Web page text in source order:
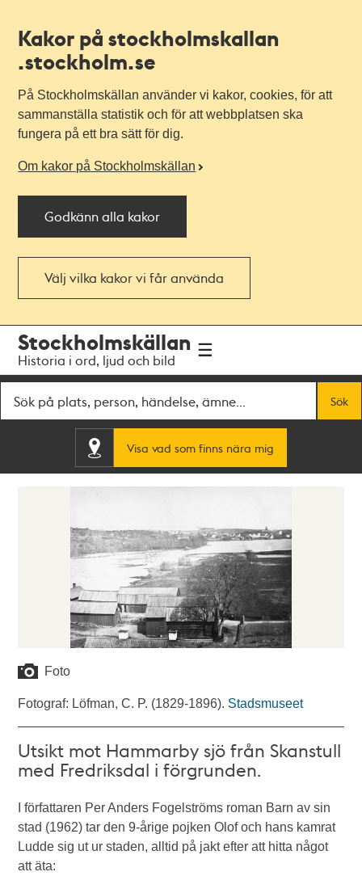
Kakor på stockholmskallan
.stockholm.se
På Stockholmskällan använder vi kakor, cookies, för att
sammanställa statistik och för att webbplatsen ska
fungera på ett bra sätt för dig.
Om kakor på Stockholmskällan
Godkänn alla kakor
Välj vilka kakor vi får använda
navigationen
huvudinnehållet
Stockholmskällan
Historia i ord, ljud och bild
Sök
Visa vad som finns nära mig
Foto
Fotograf: Löfman, C. P. (1829-1896). Stadsmuseet
Utsikt mot Hammarby sjö från Skanstull
med Fredriksdal i förgrunden.
I författaren Per Anders Fogelströms roman Barn av sin
stad (1962) tar den 9-årige pojken Olof och hans kamrat
Ludde sig ut ur staden, alltid på jakt efter att hitta något
att äta: